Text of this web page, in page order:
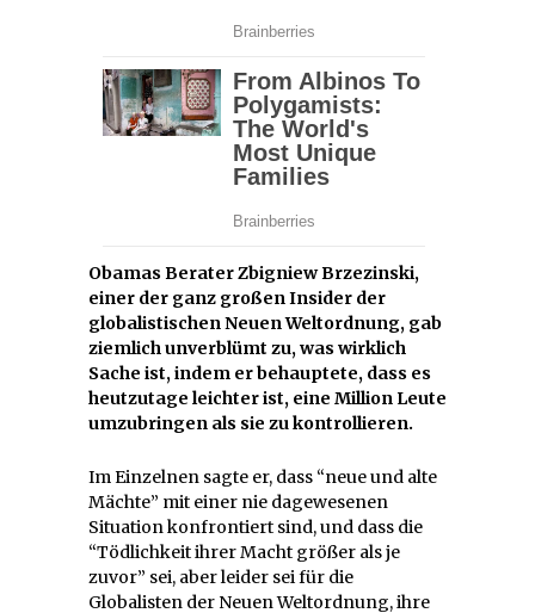
Obamas Berater Zbigniew Brzezinski,
einer der ganz großen Insider der
globalistischen Neuen Weltordnung, gab
ziemlich unverblümt zu, was wirklich
Sache ist, indem er behauptete, dass es
heutzutage leichter ist, eine Million Leute
umzubringen als sie zu kontrollieren.
Im Einzelnen sagte er, dass “neue und alte
Mächte” mit einer nie dagewesenen
Situation konfrontiert sind, und dass die
“Tödlichkeit ihrer Macht größer als je
zuvor” sei, aber leider sei für die
Globalisten der Neuen Weltordnung, ihre